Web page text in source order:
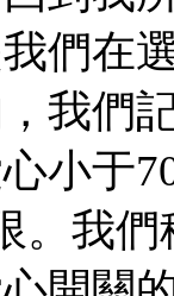
們在
我們
小于
。我